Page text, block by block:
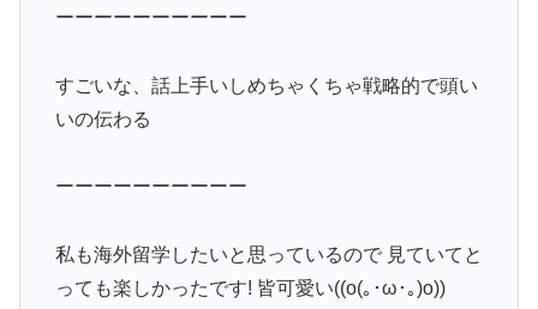
ーーーーーーーーーー
すごいな、話上手いしめちゃくちゃ戦略的で頭い
いの伝わる
ーーーーーーーーーー
私も海外留学したいと思っているので 見ていてと
っても楽しかったです! 皆可愛い((o(｡･ω･｡)o))